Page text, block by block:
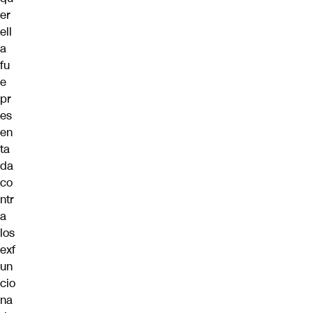
er
ell
a
fu
e
pr
es
en
ta
da
co
ntr
a
los
exf
un
cio
na